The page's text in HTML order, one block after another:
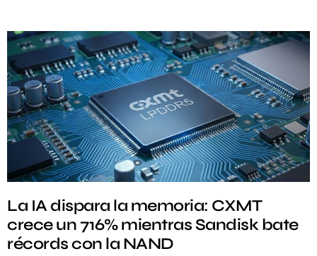
La IA dispara la memoria: CXMT
crece un 716% mientras Sandisk bate
récords con la NAND